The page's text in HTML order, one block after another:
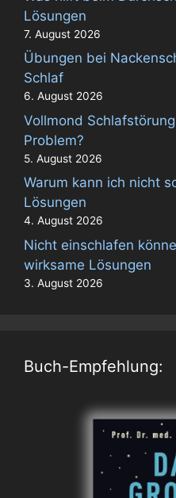
Lösungen
7. August 2026
Übungen bei
Schlaf
6. August 2026
Vollmond
Problem?
5. August 2026
Warum kann ich nicht
Lösungen
4. August 2026
Nicht einschlafen
wirksame Lösungen
3. August 2026
Buch-Empfehlung: